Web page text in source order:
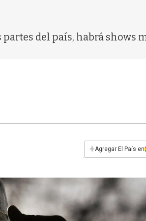
del país, habrá shows
+Agregar El País en